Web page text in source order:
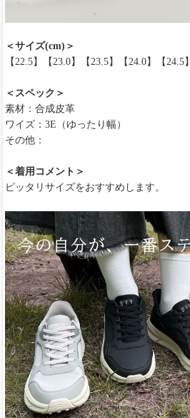
＜サイズ(cm)＞
【22.5】【23.0】【23.5】【24.0】【24.5】
＜スペック＞
素材：合成皮革
ワイズ：3E（ゆったり幅）
その他：
＜着用コメント＞
ピッタリサイズをおすすめします。